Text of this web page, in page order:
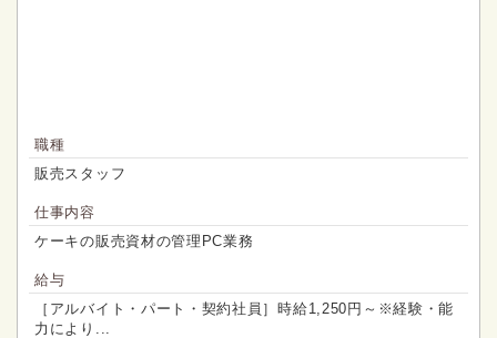
職種
販売スタッフ
仕事内容
ケーキの販売資材の管理PC業務
給与
［アルバイト・パート・契約社員］時給1,250円～※経験・能
力により...